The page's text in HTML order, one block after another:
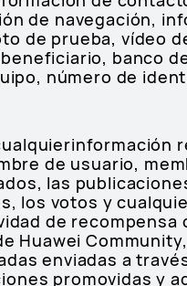
de navegación,
de prueba, vídeo
banco
número de
de usuario,
las
los votos y
de recompensa
Huawei
enviadas a
promovidas y